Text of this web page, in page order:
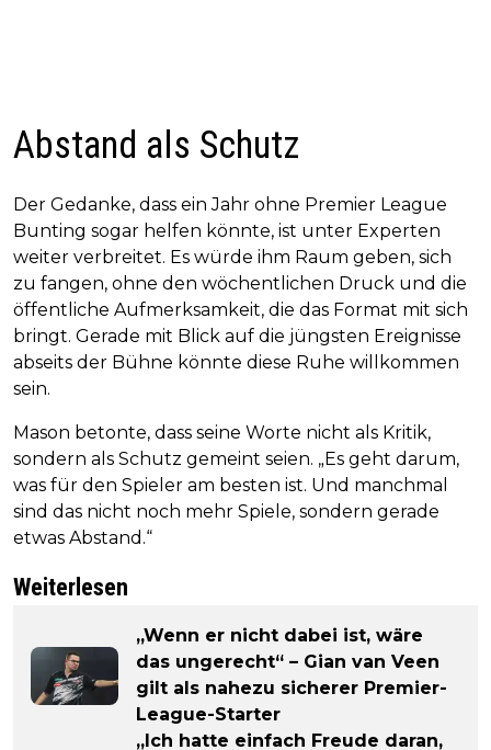
Abstand als Schutz
Der Gedanke, dass ein Jahr ohne Premier League
Bunting sogar helfen könnte, ist unter Experten
weiter verbreitet. Es würde ihm Raum geben, sich
zu fangen, ohne den wöchentlichen Druck und die
öffentliche Aufmerksamkeit, die das Format mit sich
bringt. Gerade mit Blick auf die jüngsten Ereignisse
abseits der Bühne könnte diese Ruhe willkommen
sein.
Mason betonte, dass seine Worte nicht als Kritik,
sondern als Schutz gemeint seien. „Es geht darum,
was für den Spieler am besten ist. Und manchmal
sind das nicht noch mehr Spiele, sondern gerade
etwas Abstand.“
Weiterlesen
„Wenn er nicht dabei ist, wäre
das ungerecht“ – Gian van Veen
gilt als nahezu sicherer Premier-
League-Starter
„Ich hatte einfach Freude daran,